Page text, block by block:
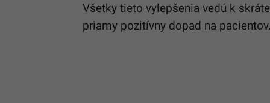
Všetky tieto vylepšenia vedú k
priamy pozitívny dopad na pacientov.